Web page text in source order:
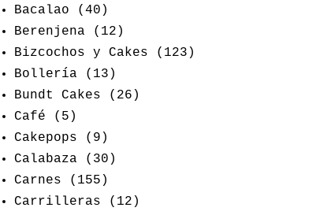
Bacalao
(40)
Berenjena
(12)
Bizcochos y Cakes
(123)
Bollería
(13)
Bundt Cakes
(26)
Café
(5)
Cakepops
(9)
Calabaza
(30)
Carnes
(155)
Carrilleras
(12)